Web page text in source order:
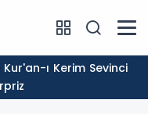
Kapılarını Açtı